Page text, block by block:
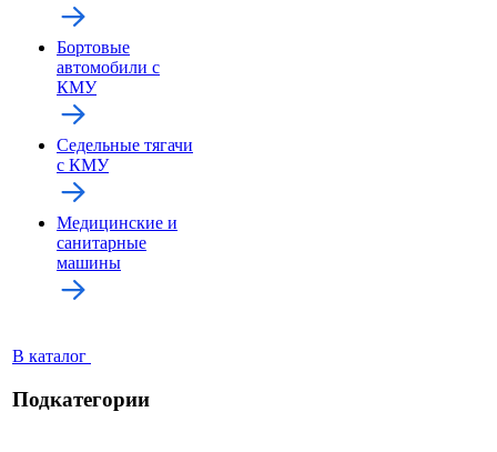
Бортовые
автомобили с
КМУ
Седельные тягачи
с КМУ
Медицинские и
санитарные
машины
В каталог
Подкатегории